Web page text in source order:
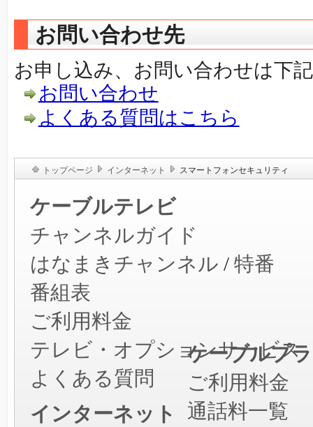
お問い合わせ先
お申し込み、お問い合わせは下
お問い合わせ
よくある質問はこちら
トップページ インターネット スマートフォンセキュリティ
ケーブルテレビ
チャンネルガイド
はなまきチャンネル / 特番
番組表
ご利用料金
テレビ・オプションサービス
よくある質問
インターネット
ケーブルプ
ご利用料金
通話料一覧